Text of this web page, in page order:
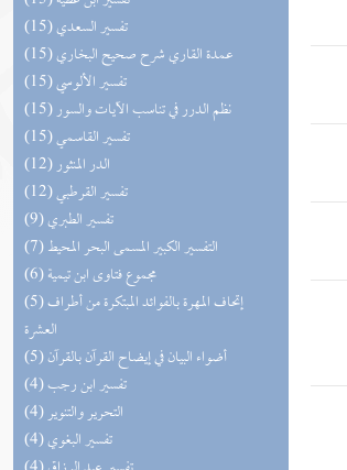
(15) تفسير السعدي
(15) عمدة القاري شرح صحيح البخاري
(15) تفسير الألوسي
(15) نظم الدرر في تناسب الآيات والسور
(15) تفسير القاسمي
(12) الدر المنثور
(12) تفسير القرطبي
(9) تفسير الطبري
(7) التفسير الكبير المسمى البحر المحيط
(6) مجموع فتاوى ابن تيمية
(5) إتحاف المهرة بالفوائد المبتكرة من أطراف
العشرة
(5) أضواء البيان في إيضاح القرآن بالقرآن
(4) تفسير ابن رجب
(4) التحرير والتنوير
(4) تفسير البغوي